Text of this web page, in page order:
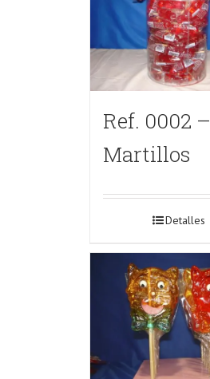
Ref. 0002 –
Martillos
Detalles